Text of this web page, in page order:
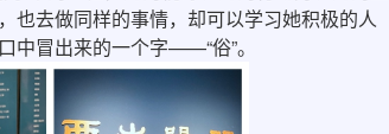
也去做同样的事情，却可以学习她积极的人
中冒出来的一个字——“俗”。